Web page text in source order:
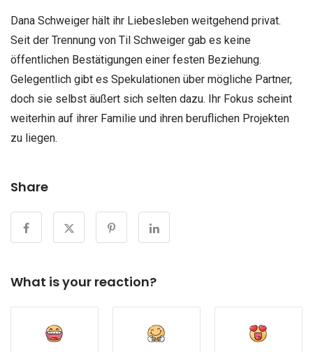
Dana Schweiger hält ihr Liebesleben weitgehend privat.
Seit der Trennung von Til Schweiger gab es keine
öffentlichen Bestätigungen einer festen Beziehung.
Gelegentlich gibt es Spekulationen über mögliche Partner,
doch sie selbst äußert sich selten dazu. Ihr Fokus scheint
weiterhin auf ihrer Familie und ihren beruflichen Projekten
zu liegen.
Share
What is your reaction?